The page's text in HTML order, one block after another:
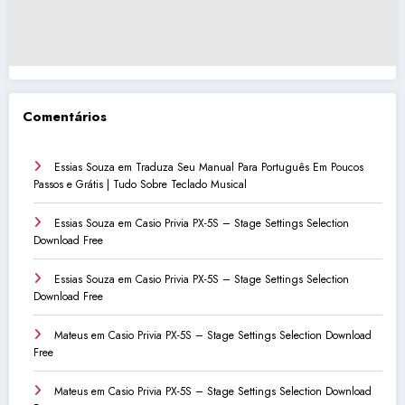
Comentários
Essias Souza em Traduza Seu Manual Para Português Em Poucos
Passos e Grátis | Tudo Sobre Teclado Musical
Essias Souza em Casio Privia PX-5S – Stage Settings Selection
Download Free
Essias Souza em Casio Privia PX-5S – Stage Settings Selection
Download Free
Mateus em Casio Privia PX-5S – Stage Settings Selection Download
Free
Mateus em Casio Privia PX-5S – Stage Settings Selection Download